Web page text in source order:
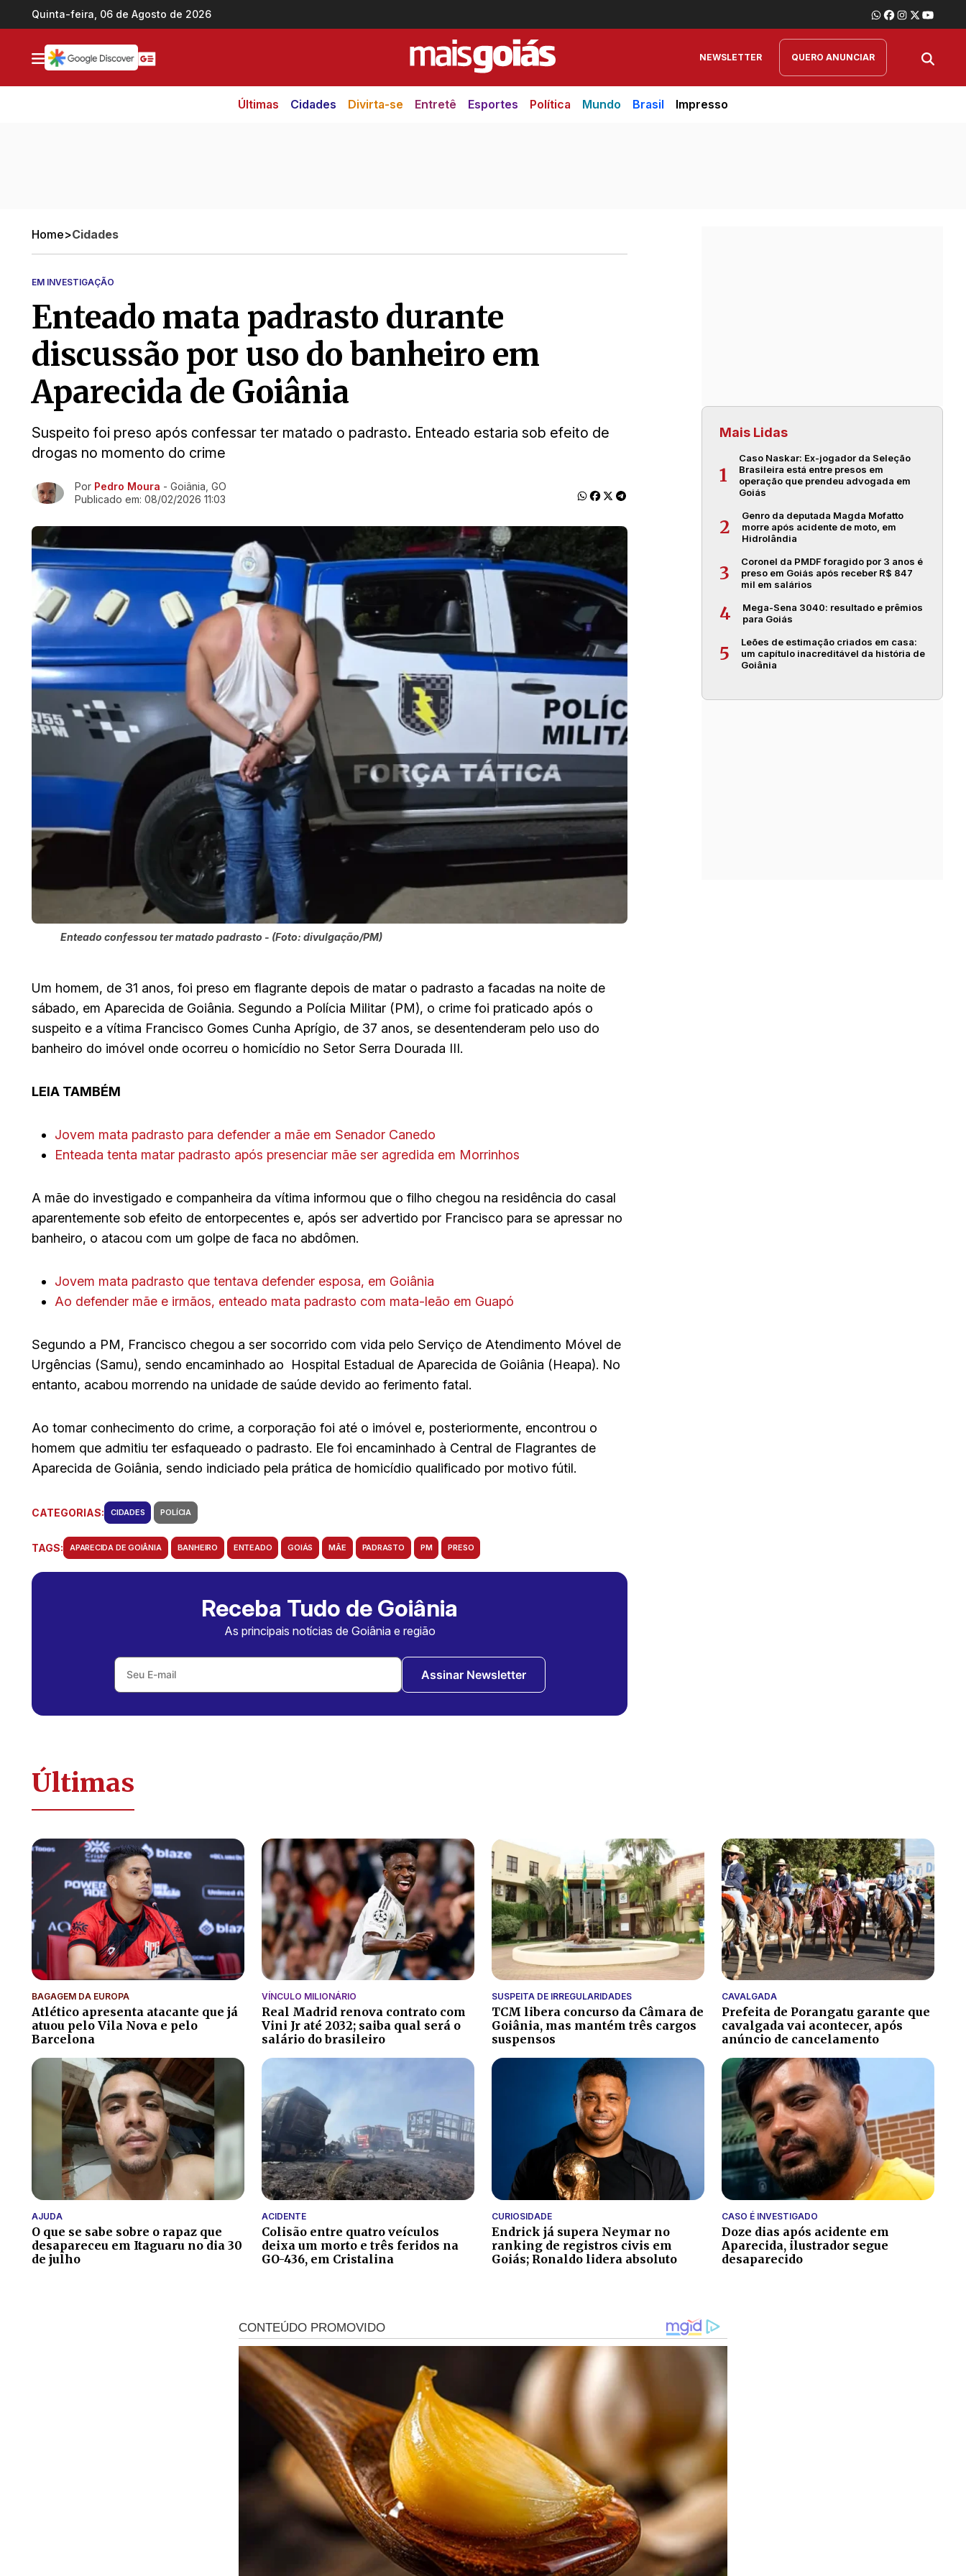
Ir direto pro conteúdo
Quinta-feira, 06 de Agosto de 2026
NEWSLETTER QUERO ANUNCIAR
Últimas Cidades Divirta-se Entretê Esportes Política Mundo Brasil Impresso
Home>Cidades
EM INVESTIGAÇÃO
Enteado mata padrasto durante
discussão por uso do banheiro em
Aparecida de Goiânia
Suspeito foi preso após confessar ter matado o padrasto. Enteado estaria sob efeito de
drogas no momento do crime
Ir direto pra matéria
Por Pedro Moura - Goiânia, GO
Publicado em: 08/02/2026 11:03
Enteado confessou ter matado padrasto - (Foto: divulgação/PM)
Um homem, de 31 anos, foi preso em flagrante depois de matar o padrasto a facadas na noite de
sábado, em Aparecida de Goiânia. Segundo a Polícia Militar (PM), o crime foi praticado após o
suspeito e a vítima Francisco Gomes Cunha Aprígio, de 37 anos, se desentenderam pelo uso do
banheiro do imóvel onde ocorreu o homicídio no Setor Serra Dourada III.
LEIA TAMBÉM
Jovem mata padrasto para defender a mãe em Senador Canedo
Enteada tenta matar padrasto após presenciar mãe ser agredida em Morrinhos
A mãe do investigado e companheira da vítima informou que o filho chegou na residência do casal
aparentemente sob efeito de entorpecentes e, após ser advertido por Francisco para se apressar no
banheiro, o atacou com um golpe de faca no abdômen.
Jovem mata padrasto que tentava defender esposa, em Goiânia
Ao defender mãe e irmãos, enteado mata padrasto com mata-leão em Guapó
Segundo a PM, Francisco chegou a ser socorrido com vida pelo Serviço de Atendimento Móvel de
Urgências (Samu), sendo encaminhado ao Hospital Estadual de Aparecida de Goiânia (Heapa). No
entanto, acabou morrendo na unidade de saúde devido ao ferimento fatal.
Ao tomar conhecimento do crime, a corporação foi até o imóvel e, posteriormente, encontrou o
homem que admitiu ter esfaqueado o padrasto. Ele foi encaminhado à Central de Flagrantes de
Aparecida de Goiânia, sendo indiciado pela prática de homicídio qualificado por motivo fútil.
CATEGORIAS: CIDADES POLÍCIA
TAGS: APARECIDA DE GOIÂNIA BANHEIRO ENTEADO GOIÁS MÃE PADRASTO PM PRESO
Receba Tudo de Goiânia
As principais notícias de Goiânia e região
Assinar Newsletter
Mais Lidas
1
Caso Naskar: Ex-jogador da Seleção
Brasileira está entre presos em
operação que prendeu advogada em
Goiás
2
Genro da deputada Magda Mofatto
morre após acidente de moto, em
Hidrolândia
3
Coronel da PMDF foragido por 3 anos é
preso em Goiás após receber R$ 847
mil em salários
4
Mega-Sena 3040: resultado e prêmios
para Goiás
5
Leões de estimação criados em casa:
um capítulo inacreditável da história de
Goiânia
Últimas
BAGAGEM DA EUROPA
Atlético apresenta atacante que já
atuou pelo Vila Nova e pelo
Barcelona
VÍNCULO MILIONÁRIO
Real Madrid renova contrato com
Vini Jr até 2032; saiba qual será o
salário do brasileiro
SUSPEITA DE IRREGULARIDADES
TCM libera concurso da Câmara de
Goiânia, mas mantém três cargos
suspensos
CAVALGADA
Prefeita de Porangatu garante que
cavalgada vai acontecer, após
anúncio de cancelamento
AJUDA
O que se sabe sobre o rapaz que
desapareceu em Itaguaru no dia 30
de julho
ACIDENTE
Colisão entre quatro veículos
deixa um morto e três feridos na
GO-436, em Cristalina
CURIOSIDADE
Endrick já supera Neymar no
ranking de registros civis em
Goiás; Ronaldo lidera absoluto
CASO É INVESTIGADO
Doze dias após acidente em
Aparecida, ilustrador segue
desaparecido